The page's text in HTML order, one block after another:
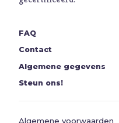
Verleiding
Verslaving
FAQ
Contact
Algemene gegevens
Steun ons!
Algemene voorwaarden